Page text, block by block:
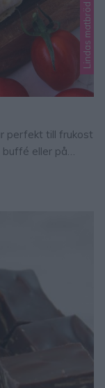
Lindas matbröd
perfekt till frukost
buffé eller på
till 4 dl rågsikt.